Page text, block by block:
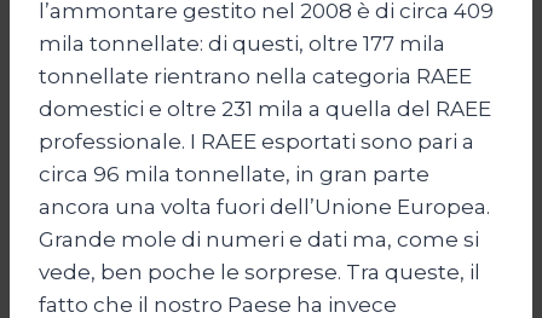
l’ammontare gestito nel 2008 è di circa 409
mila tonnellate: di questi, oltre 177 mila
tonnellate rientrano nella categoria RAEE
domestici e oltre 231 mila a quella del RAEE
professionale. I RAEE esportati sono pari a
circa 96 mila tonnellate, in gran parte
ancora una volta fuori dell’Unione Europea.
Grande mole di numeri e dati ma, come si
vede, ben poche le sorprese. Tra queste, il
fatto che il nostro Paese ha invece